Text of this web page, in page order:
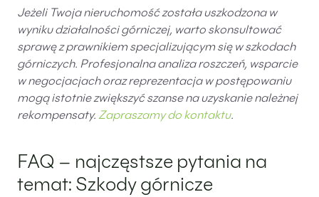
Jeżeli Twoja nieruchomość została uszkodzona w
wyniku działalności górniczej, warto skonsultować
sprawę z prawnikiem specjalizującym się w szkodach
górniczych. Profesjonalna analiza roszczeń, wsparcie
w negocjacjach oraz reprezentacja w postępowaniu
mogą istotnie zwiększyć szanse na uzyskanie należnej
rekompensaty. Zapraszamy do kontaktu.
FAQ – najczęstsze pytania na
temat: Szkody górnicze